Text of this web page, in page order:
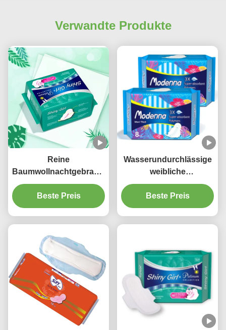
Verwandte Produkte
Reine
Baumwollnachtgebrauchs-
Damenbinde
organische besonders
lange Wegwerf340mm
Beste Preis
Wasserundurchlässige
weibliche
gesundheitliche
Auflagen prägten
Breathable Zeitraum-
Beste Preis